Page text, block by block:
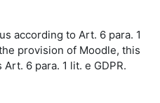
according to Art. 6 para. 1
provision of Moodle, this
6 para. 1 lit. e GDPR.